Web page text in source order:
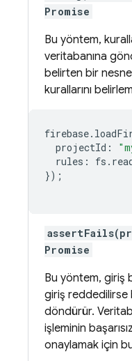
Promise
Bu yöntem,
veritabanına
belirten bir nesne
kurallarını
firebase.
projectId :
rules : fs .
});
Promise
Bu yöntem, giriş
giriş reddedilirse
döndürür.
işleminin
onaylamak için